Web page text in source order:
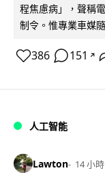
程焦慮病」，聲稱
制令。惟專業車媒
386 151 ↗
人工智能
Lawton 14 小時